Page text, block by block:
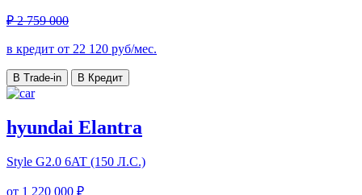
₽ 2 759 000
в кредит от 22 120 руб/мес.
В Trade-in В Кредит
hyundai Elantra
Style G2.0 6AT (150 Л.С.)
от 1 220 000 ₽